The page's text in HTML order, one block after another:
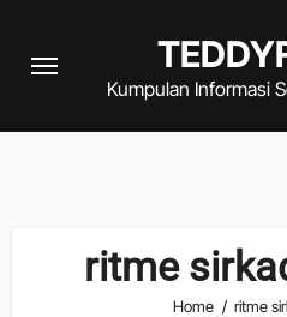
Kumpulan Informasi
ritme
Home ritme